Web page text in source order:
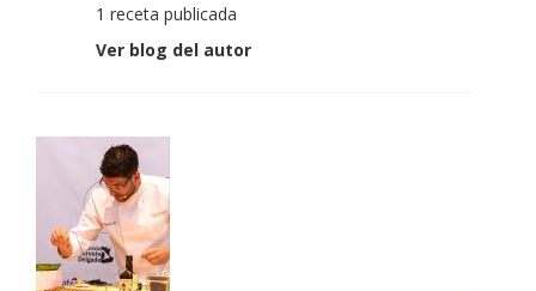
1 receta publicada
Ver blog del autor